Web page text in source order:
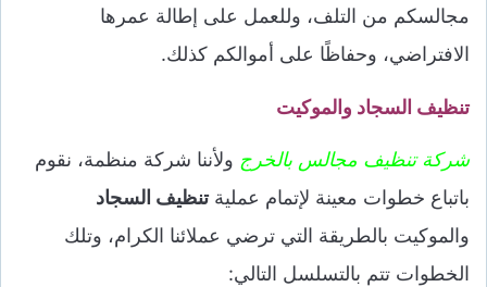
مجالسكم من التلف، وللعمل على إطالة عمرها
الافتراضي، وحفاظًا على أموالكم كذلك.
تنظيف السجاد والموكيت
شركة تنظيف مجالس بالخرج ولأننا شركة منظمة، نقوم
باتباع خطوات معينة لإتمام عمليةتنظيف السجاد
والموكيت بالطريقة التي ترضي عملائنا الكرام، وتلك
الخطوات تتم بالتسلسل التالي: